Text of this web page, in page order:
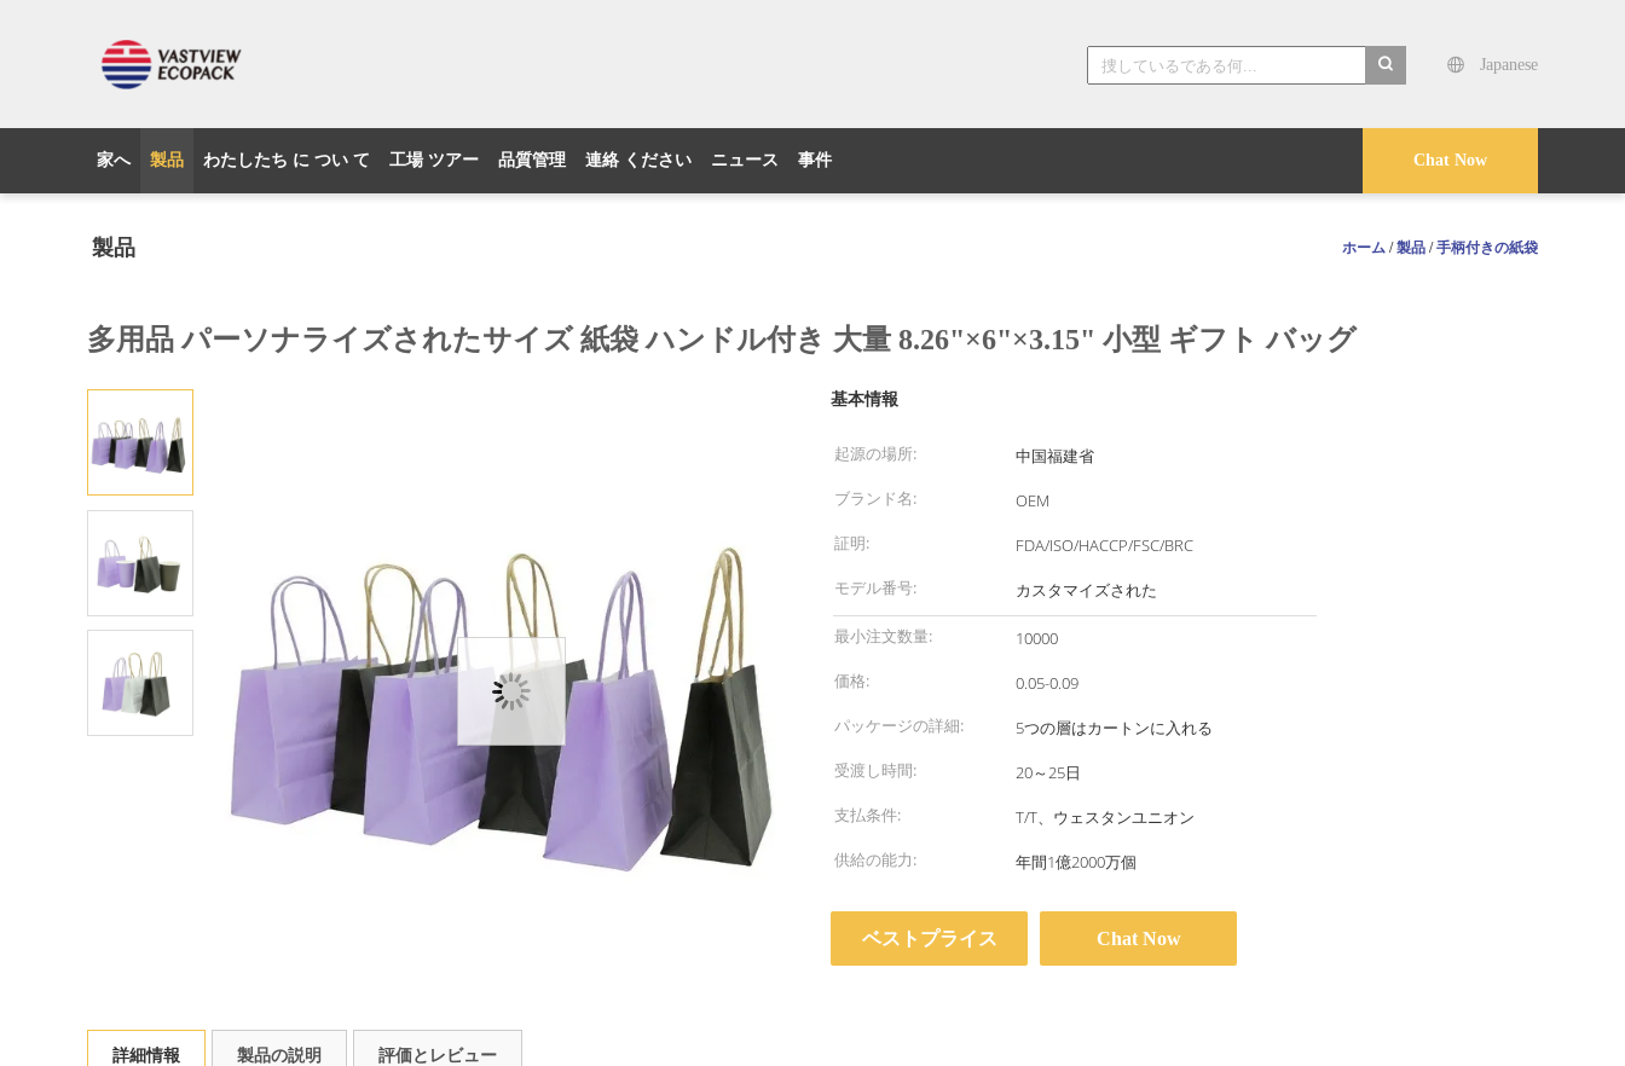
Japanese
Chat Now
家へ 製品 わたしたち に つい て 工場 ツアー 品質管理 連絡 ください ニュース 事件
製品 ホーム /製品 /手柄付きの紙袋
多用品 パーソナライズされたサイズ 紙袋 ハンドル付き 大量 8.26"×6"×3.15" 小型 ギフト バッグ
基本情報
起源の場所:
中国福建省
ブランド名:
OEM
証明:
FDA/ISO/HACCP/FSC/BRC
モデル番号:
カスタマイズされた
最小注文数量:
10000
価格:
0.05-0.09
パッケージの詳細:
5つの層はカートンに入れる
受渡し時間:
20～25日
支払条件:
T/T、ウェスタンユニオン
供給の能力:
年間1億2000万個
ベストプライス Chat Now
詳細情報 製品の説明 評価とレビュー